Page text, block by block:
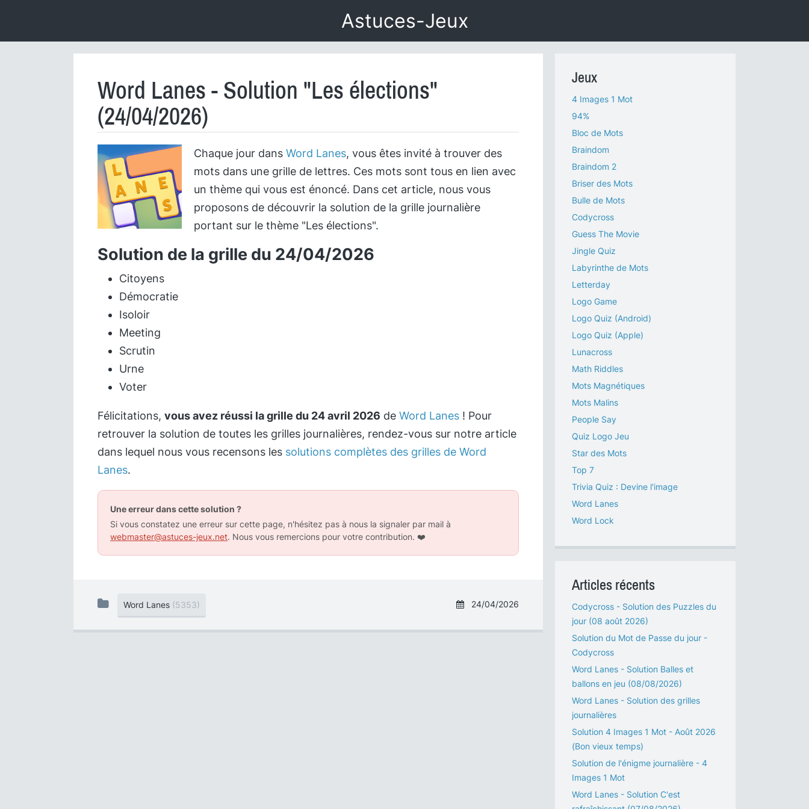
Astuces-Jeux
Word Lanes - Solution "Les élections"
(24/04/2026)
Chaque jour dans Word Lanes, vous êtes invité à trouver des
mots dans une grille de lettres. Ces mots sont tous en lien avec
un thème qui vous est énoncé. Dans cet article, nous vous
proposons de découvrir la solution de la grille journalière
portant sur le thème "Les élections".
Solution de la grille du 24/04/2026
Citoyens
Démocratie
Isoloir
Meeting
Scrutin
Urne
Voter
Félicitations, vous avez réussi la grille du 24 avril 2026 de Word Lanes ! Pour
retrouver la solution de toutes les grilles journalières, rendez-vous sur notre article
dans lequel nous vous recensons les solutions complètes des grilles de Word
Lanes.
Une erreur dans cette solution ?
Si vous constatez une erreur sur cette page, n'hésitez pas à nous la signaler par mail à
webmaster@astuces-jeux.net. Nous vous remercions pour votre contribution. ❤️
24/04/2026
Word Lanes (5353)
Jeux
4 Images 1 Mot
94%
Bloc de Mots
Braindom
Braindom 2
Briser des Mots
Bulle de Mots
Codycross
Guess The Movie
Jingle Quiz
Labyrinthe de Mots
Letterday
Logo Game
Logo Quiz (Android)
Logo Quiz (Apple)
Lunacross
Math Riddles
Mots Magnétiques
Mots Malins
People Say
Quiz Logo Jeu
Star des Mots
Top 7
Trivia Quiz : Devine l'image
Word Lanes
Word Lock
Articles récents
Codycross - Solution des Puzzles du
jour (08 août 2026)
Solution du Mot de Passe du jour -
Codycross
Word Lanes - Solution Balles et
ballons en jeu (08/08/2026)
Word Lanes - Solution des grilles
journalières
Solution 4 Images 1 Mot - Août 2026
(Bon vieux temps)
Solution de l'énigme journalière - 4
Images 1 Mot
Word Lanes - Solution C'est